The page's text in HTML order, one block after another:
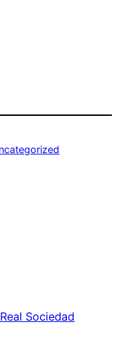
Sociedad